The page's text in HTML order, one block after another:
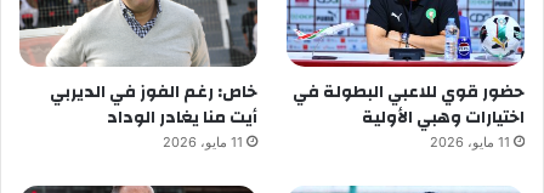
حضور قوي للاعبي البطولة في
اختيارات وهبي الأولية
11 مايو، 2026
خاص: رغم الفوز في الديربي
أيت منا يغادر الوداد
11 مايو، 2026